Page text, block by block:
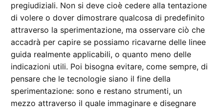
pregiudiziali. Non si deve cioè cedere alla tentazione
di volere o dover dimostrare qualcosa di predefinito
attraverso la sperimentazione, ma osservare ciò che
accadrà per capire se possiamo ricavarne delle linee
guida realmente applicabili, o quanto meno delle
indicazioni utili. Poi bisogna evitare, come sempre, di
pensare che le tecnologie siano il fine della
sperimentazione: sono e restano strumenti, un
mezzo attraverso il quale immaginare e disegnare